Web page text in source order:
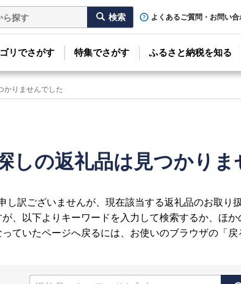
よくあるご質問・お問い合
リでさがす 特集でさがす ふるさと納税を知る
かりませんでした
しの返礼品は見つかりま
し訳ございませんが、現在該当する返礼品のお取り
、以下よりキーワードを入力して検索するか、ほか
ていたページへ戻るには、お使いのブラウザの「戻